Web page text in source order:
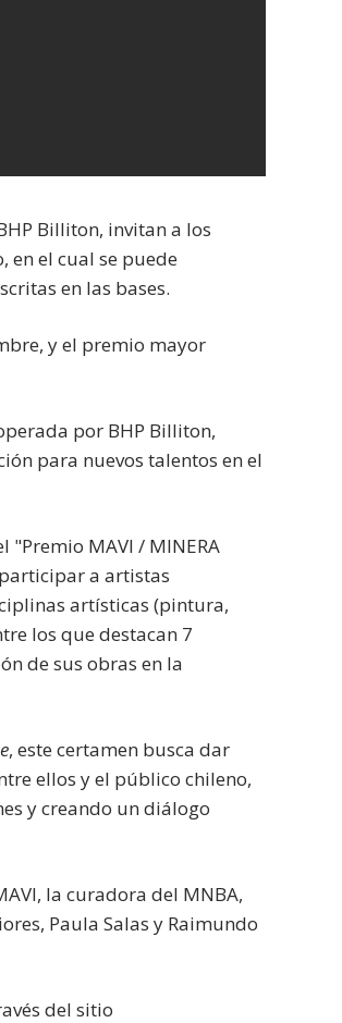
Billiton, invitan a los
en el cual se puede
en las bases.
y el premio mayor
por BHP Billiton,
para nuevos talentos en el
"Premio MAVI / MINERA
participar a artistas
artísticas (pintura,
los que destacan 7
de sus obras en la
, este certamen busca dar
ellos y el público chileno,
y creando un diálogo
la curadora del MNBA,
Paula Salas y Raimundo
del sitio